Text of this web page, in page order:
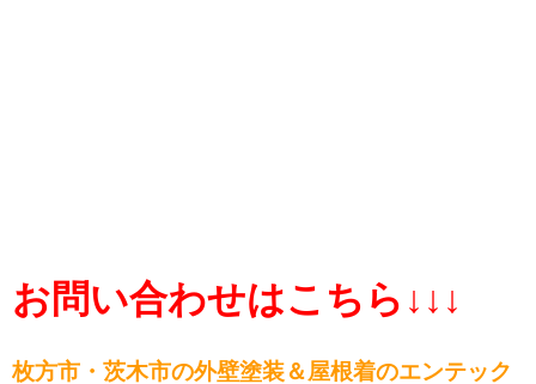
お問い合わせはこちら↓↓↓
枚方市・茨木市の外壁塗装＆屋根着のエンテック